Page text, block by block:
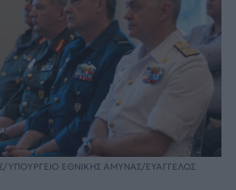
ΥΠΟΥΡΓΕΙΟ ΕΘΝΙΚΗΣ ΑΜΥΝΑΣ/ΕΥΑΓΓΕΛΟΣ